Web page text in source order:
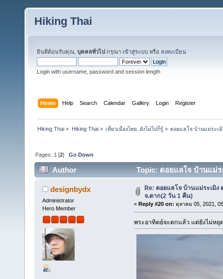
Hiking Thai
ยินดีต้อนรับคุณ, บุคคลทั่วไป กรุณา เข้าสู่ระบบ หรือ ลงทะเบียน
Login with username, password and session length
Home Help Search Calendar Gallery Login Register
Hiking Thai » Hiking Thai» เที่ยวเมืองไทย..ยังไม่ไปก็รู้» ดอยแลโจ บ้านแม่ระเ
Pages: 1 [2]Go Down
Author Topic: ดอยแลโจ บ้านแม่ร
designbydx
Administrator
Hero Member
Re: ดอยแลโจ บ้านแม่ระเมิง
จ.ตาก(2 วัน 1 คืน)
« Reply #20 on: ตุลาคม 05, 2021,
พระอาทิตย์จะตกแล้ว แต่ยังไม่ห